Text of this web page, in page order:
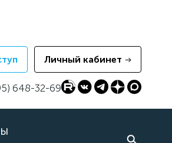
Личный кабинет
648-32-69